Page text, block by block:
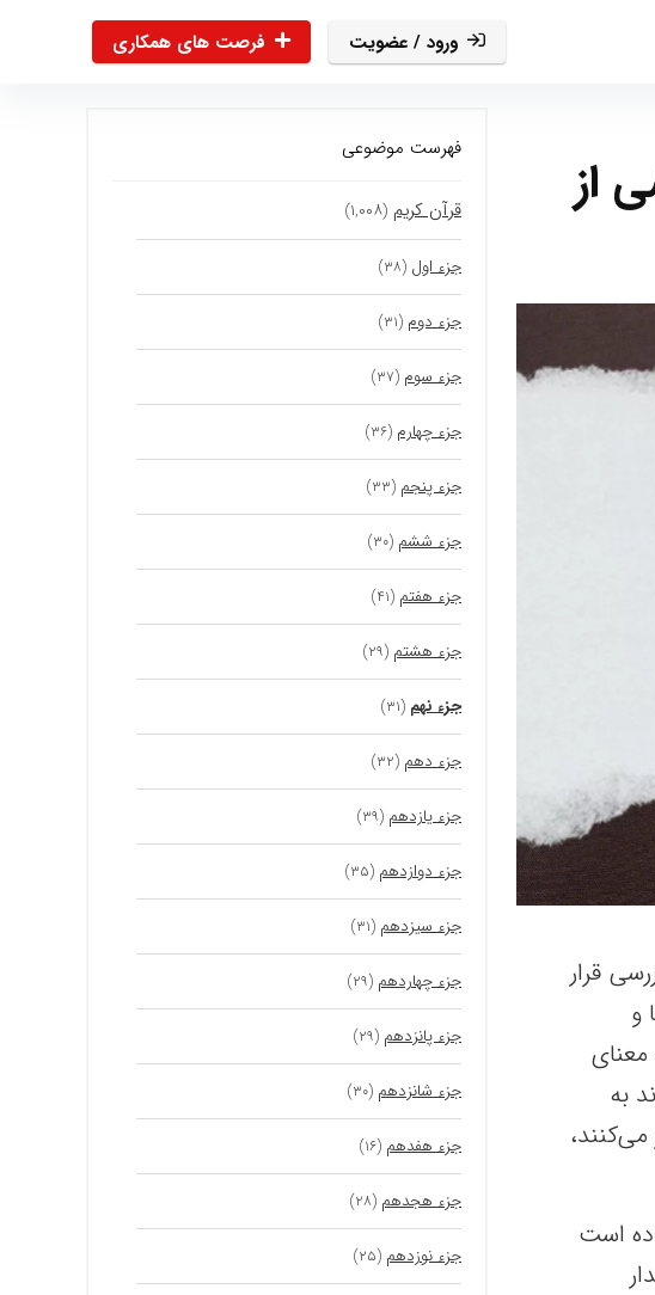
ورود / عضویت فرصت های همکاری
از
مورد بررسی قرار
و
به
است
فهرست موضوعی
قرآن کریم (۱,۰۰۸)
جزء اول (۳۸)
جزء دوم (۳۱)
جزء سوم (۳۷)
جزء چهارم (۳۶)
جزء پنجم (۳۳)
جزء ششم (۳۰)
جزء هفتم (۴۱)
جزء هشتم (۲۹)
جزء نهم (۳۱)
جزء دهم (۳۲)
جزء یازدهم (۳۹)
جزء دوازدهم (۳۵)
جزء سیزدهم (۳۱)
جزء چهاردهم (۲۹)
جزء پانزدهم (۲۹)
جزء شانزدهم (۳۰)
جزء هفدهم (۱۶)
جزء هجدهم (۲۸)
جزء نوزدهم (۲۵)